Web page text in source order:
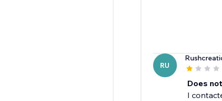
RU
Does
I